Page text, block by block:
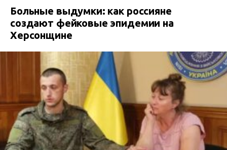
Больные выдумки: как россияне
создают фейковые эпидемии на
Херсонщине